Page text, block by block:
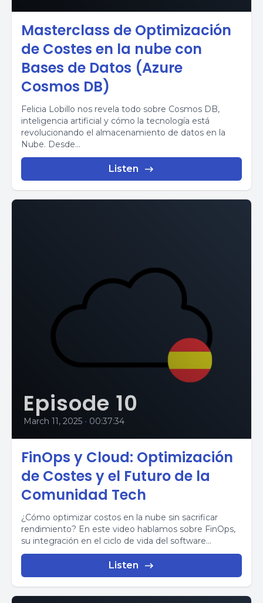
Masterclass de Optimización
de Costes en la nube con
Bases de Datos (Azure
Cosmos DB)
Felicia Lobillo nos revela todo sobre Cosmos DB,
inteligencia artificial y cómo la tecnología está
revolucionando el almacenamiento de datos en la
Nube. Desde...
Listen
Episode 10
March 11, 2025 • 00:37:34
FinOps y Cloud: Optimización
de Costes y el Futuro de la
Comunidad Tech
¿Cómo optimizar costos en la nube sin sacrificar
rendimiento? En este video hablamos sobre FinOps,
su integración en el ciclo de vida del software...
Listen